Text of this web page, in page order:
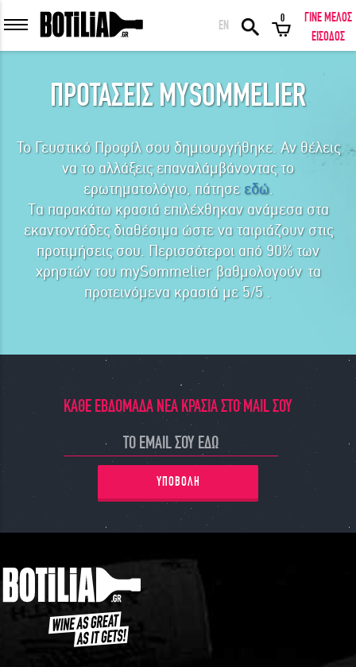
ΕΙΣΟΔΟΣ ΜΕΛΩΝ
Να με θυμάσαι
ΕΙΣΟΔΟΣ Ξέχασα τον κωδικό μου!
ΕΙΣΟΔΟΣ ΜΕ FACEBOOK
EN
0
ΓΙΝΕ ΜΕΛΟΣ
ΕΙΣΟΔΟΣ
ΠΡΟΤΑΣΕΙΣ MYSOMMELIER
Το Γευστικό Προφίλ σου δημιουργήθηκε. Αν θέλεις
να το αλλάξεις επαναλάμβάνοντας το
ερωτηματολόγιο, πάτησε εδώ.
Τα παρακάτω κρασιά επιλέχθηκαν ανάμεσα στα
εκαντοντάδες διαθέσιμα ώστε να ταιριάζουν στις
προτιμήσεις σου. Περισσότεροι από 90% των
χρηστών του mySommelier βαθμολογούν τα
προτεινόμενα κρασιά με 5/5 .
ΚΑΘΕ ΕΒΔΟΜΑΔΑ ΝΕΑ ΚΡΑΣΙΑ ΣΤΟ MAIL ΣΟΥ
ΥΠΟΒΟΛΗ